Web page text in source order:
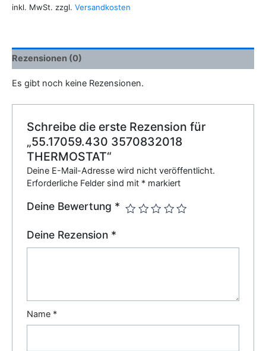
inkl. MwSt. zzgl. Versandkosten
Rezensionen (0)
Es gibt noch keine Rezensionen.
Schreibe die erste Rezension für
„55.17059.430 3570832018
THERMOSTAT“
Deine E-Mail-Adresse wird nicht veröffentlicht.
Erforderliche Felder sind mit * markiert
Deine Bewertung *
Deine Rezension *
Name *